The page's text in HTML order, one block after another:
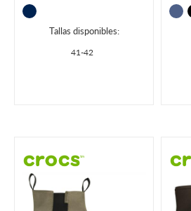
Tallas disponibles:
41-42